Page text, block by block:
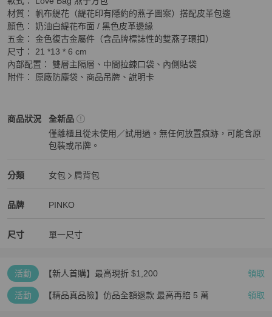
​材質： 帆布緹花（緹花印有隱約的燕子圖案）搭配皮革包邊
​顏色： 奶油白緹花布面 / 黑色皮革邊緣
​五金： 金色復古金屬件（含品牌標誌性的雙燕子環扣）
​尺寸： 21 *13 * 6 cm
​內部配置： 雙層主隔層、中間拉鍊口袋、內側貼袋
​附件： 原廠防塵袋、商品吊牌、說明卡
商品狀況
PINKO女包商品狀態與細節
全新品
僅離櫃且從未使用／試用過。無任何放置痕跡，可能含原
包裝或吊牌。
分類
PINKO 女包分類資訊
女包
肩背包
品牌
PINKO 精品女包品牌介紹
PINKO
PINKO 推薦清單
尺寸 單一尺寸
活動 【新人首購】最高現折 $1,200 領取
活動 【精品真品險】仿品全額退款 最高再賠 5 萬 領取